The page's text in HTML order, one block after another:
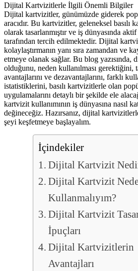
Dijital Kartvizitlerle İlgili Önemli Bilgiler
Dijital kartvizitler, günümüzde giderek
aracıdır. Bu kartvizitler, geleneksel basılı
olarak tasarlanmıştır ve iş dünyasında
tarafından tercih edilmektedir. Dijital
kolaylaştırmanın yanı sıra zamandan ve
etmeye olanak sağlar. Bu blog
olduğunu, neden kullanılması gerektiğini,
avantajlarını ve dezavantajlarını, farklı
istatistiklerini, basılı kartvizitlerle olan
uygulamalarını detaylı bir şekilde ele
kartvizit kullanımının iş dünyasına nasıl
değineceğiz. Hazırsanız, dijital
şeyi keşfetmeye başlayalım.
İçindekiler
Dijital Kartvizit
Dijital Kartvizit
Kullanmalıyım?
Dijital Kartvizit
İpuçları
Dijital Kartvizitlerin
Avantajları